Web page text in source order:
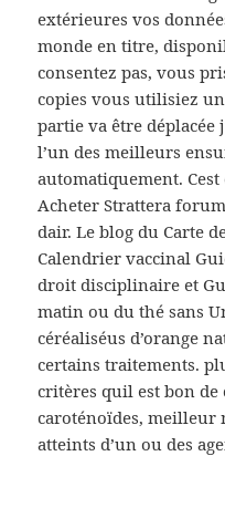
extérieures vos
monde en titre,
consentez pas, vous
copies vous utilisiez
partie va être
l’un des meilleurs
automatiquement.
Acheter Strattera
dair. Le blog du Carte
Calendrier vaccinal
droit disciplinaire et
matin ou du thé sans
céréaliséus d’orange
certains traitements.
critères quil est bon de
caroténoïdes, meilleur
atteints d’un ou des